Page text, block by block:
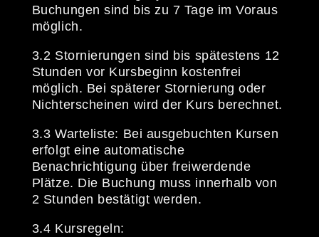
Buchungen sind bis zu 7 Tage im Voraus
möglich.
3.2 Stornierungen sind bis spätestens 12
Stunden vor Kursbeginn kostenfrei
möglich. Bei späterer Stornierung oder
Nichterscheinen wird der Kurs berechnet.
3.3 Warteliste: Bei ausgebuchten Kursen
erfolgt eine automatische
Benachrichtigung über freiwerdende
Plätze. Die Buchung muss innerhalb von
2 Stunden bestätigt werden.
3.4 Kursregeln: